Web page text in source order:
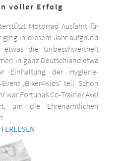
voller Erfolg
Motorrad-Ausfahrt für
in diesem Jahr aufgrund
etwas die Unbeschwertheit
in ganz Deutschland etwa
Einhaltung der Hygiene-
„Biker4Kids“ teil. Schon
war Fortunas Co-Trainer Axel
um die Ehrenamtlichen